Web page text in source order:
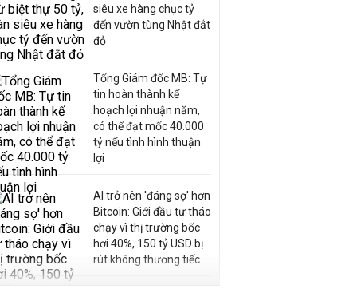
siêu xe hàng chục tỷ
đến vườn tùng Nhật đắt
đỏ
Tổng Giám đốc MB: Tự
tin hoàn thành kế
hoạch lợi nhuận năm,
có thể đạt mốc 40.000
tỷ nếu tình hình thuận
lợi
AI trở nên 'đáng sợ' hơn
Bitcoin: Giới đầu tư tháo
chạy vì thị trường bốc
hơi 40%, 150 tỷ USD bị
rút không thương tiếc